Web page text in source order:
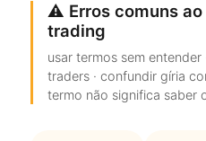
⚠️ Erros comuns
trading
usar termos sem
traders · confundir gíria
termo não significa saber